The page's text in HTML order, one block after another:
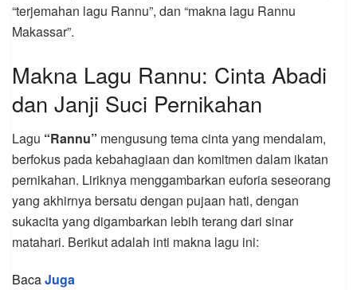
“terjemahan lagu Rannu”, dan “makna lagu Rannu
Makassar”.
Makna Lagu Rannu: Cinta Abadi
dan Janji Suci Pernikahan
Lagu “Rannu” mengusung tema cinta yang mendalam,
berfokus pada kebahagiaan dan komitmen dalam ikatan
pernikahan. Liriknya menggambarkan euforia seseorang
yang akhirnya bersatu dengan pujaan hati, dengan
sukacita yang digambarkan lebih terang dari sinar
matahari. Berikut adalah inti makna lagu ini:
BacaJuga